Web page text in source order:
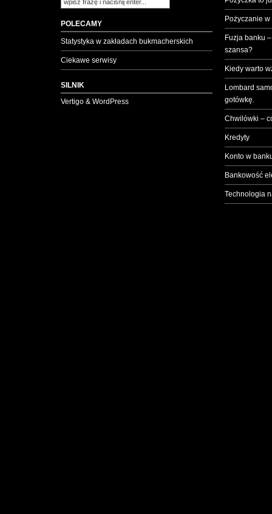
POLECAMY
Statystyka w zakładach bukmacherskich
Ciekawe serwisy
SILNIK
Vertigo & WordPress
Pożyczanie
Fuzja banku
szansa?
Kiedy warto
Lombard
gotówkę.
Chwilówki –
Kredyty
Konto w
Bankowość
Technologia